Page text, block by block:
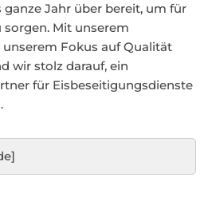
Jahr über bereit, um für
sorgen. Mit unserem
Fokus auf Qualität
wir stolz darauf, ein
für Eisbeseitigungsdienste